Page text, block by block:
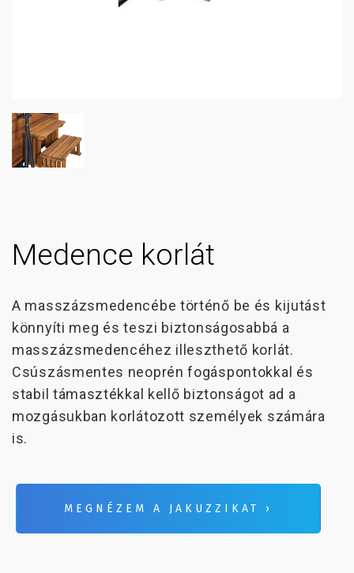
Medence korlát
A masszázsmedencébe történő be és kijutást
könnyíti meg és teszi biztonságosabbá a
masszázsmedencéhez illeszthető korlát.
Csúszásmentes neoprén fogáspontokkal és
stabil támasztékkal kellő biztonságot ad a
mozgásukban korlátozott személyek számára
is.
MEGNÉZEM A JAKUZZIKAT ›